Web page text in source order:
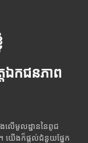
ឯកជនភាព
ងលើមូលដ្ឋាននៃពូជ
យើងក៏ផ្តល់ជំនួយផ្នែក